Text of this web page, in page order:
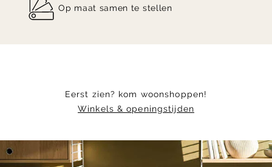
Op maat samen te stellen
Eerst zien? kom woonshoppen!
Winkels & openingstijden